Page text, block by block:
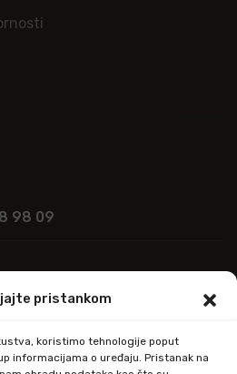
pristankom
koristimo tehnologije poput
informacijama o uređaju. Pristanak na
98 09
39,